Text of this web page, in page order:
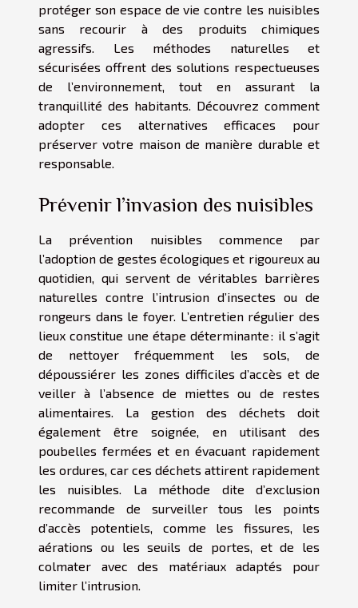
protéger son espace de vie contre les nuisibles
sans recourir à des produits chimiques
agressifs. Les méthodes naturelles et
sécurisées offrent des solutions respectueuses
de l’environnement, tout en assurant la
tranquillité des habitants. Découvrez comment
adopter ces alternatives efficaces pour
préserver votre maison de manière durable et
responsable.
Prévenir l’invasion des nuisibles
La prévention nuisibles commence par
l’adoption de gestes écologiques et rigoureux au
quotidien, qui servent de véritables barrières
naturelles contre l’intrusion d’insectes ou de
rongeurs dans le foyer. L’entretien régulier des
lieux constitue une étape déterminante : il s’agit
de nettoyer fréquemment les sols, de
dépoussiérer les zones difficiles d’accès et de
veiller à l’absence de miettes ou de restes
alimentaires. La gestion des déchets doit
également être soignée, en utilisant des
poubelles fermées et en évacuant rapidement
les ordures, car ces déchets attirent rapidement
les nuisibles. La méthode dite d’exclusion
recommande de surveiller tous les points
d’accès potentiels, comme les fissures, les
aérations ou les seuils de portes, et de les
colmater avec des matériaux adaptés pour
limiter l’intrusion.